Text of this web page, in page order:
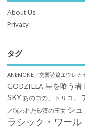
About Us
Privacy
タグ
ANEMONE／交響詩篇エウレ
GODZILLA 星を喰う者
SKYあのコの、トリコ。
／呪われた砂漠の王女 シ
ラシック・ワール